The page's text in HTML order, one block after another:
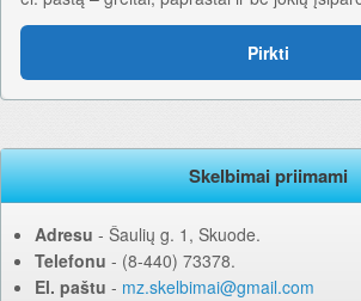
Pirkti
Skelbimai priimami
Adresu ‐ Šaulių g. 1, Skuode.
Telefonu ‐ (8-440) 73378.
El. paštu ‐ mz.skelbimai@gmail.com